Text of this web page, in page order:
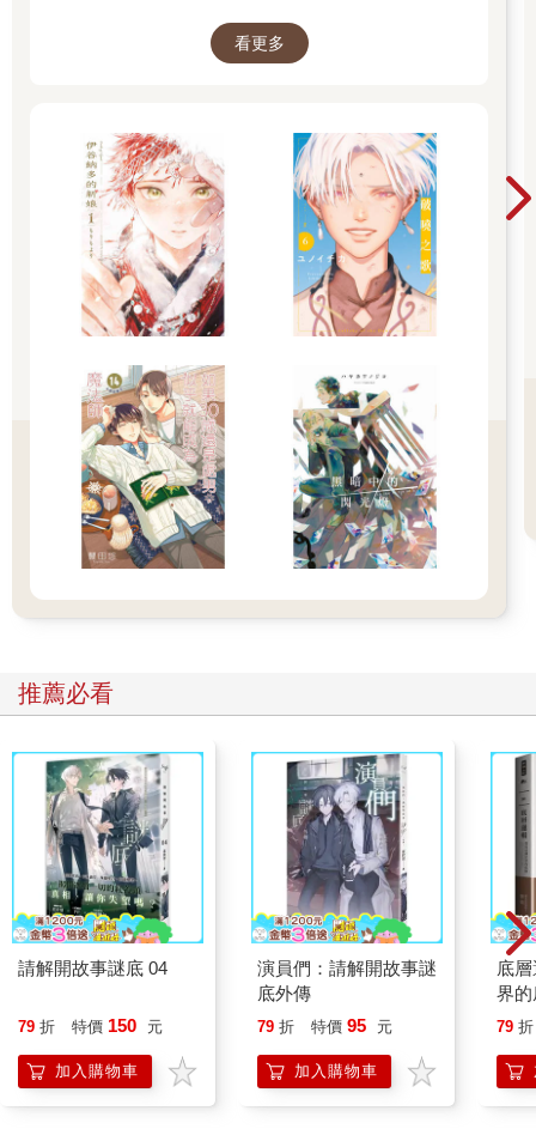
看更多
推薦必看
請解開故事謎底 04
79 折 特價 150 元
加入購物車
演員們：請解開故事謎
底外傳
79 折 特價 95 元
加入購物車
底
界
79 折